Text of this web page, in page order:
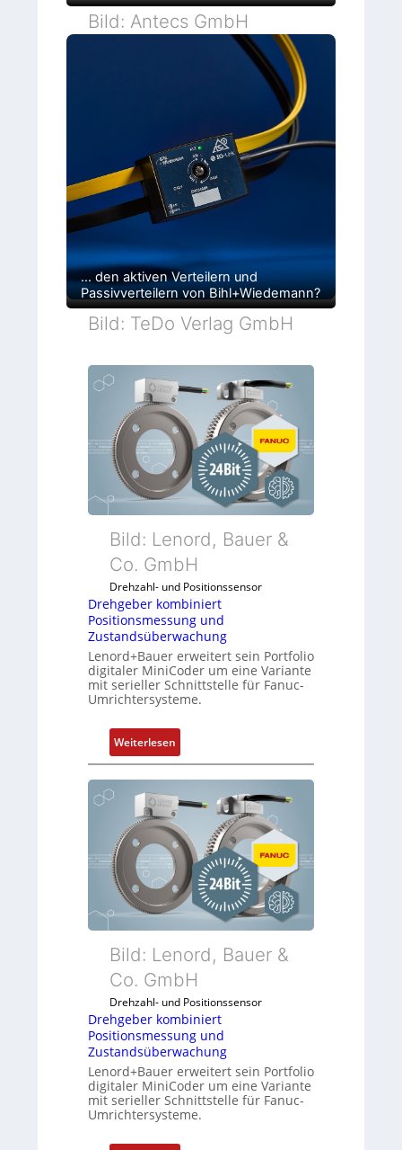
Bild: Antecs GmbH
… den aktiven Verteilern und
Passivverteilern von Bihl+Wiedemann?
Bild: TeDo Verlag GmbH
Bild: Lenord, Bauer &
Co. GmbH
Drehzahl- und Positionssensor
Drehgeber kombiniert
Positionsmessung und
Zustandsüberwachung
Lenord+Bauer erweitert sein Portfolio
digitaler MiniCoder um eine Variante
mit serieller Schnittstelle für Fanuc-
Umrichtersysteme.
Weiterlesen
D
r
e
h
g
b
e
r
k
o
b
i
n
i
r
t
P
Bild: Lenord, Bauer &
Co. GmbH
Drehzahl- und Positionssensor
Drehgeber kombiniert
Positionsmessung und
Zustandsüberwachung
Lenord+Bauer erweitert sein Portfolio
digitaler MiniCoder um eine Variante
mit serieller Schnittstelle für Fanuc-
Umrichtersysteme.